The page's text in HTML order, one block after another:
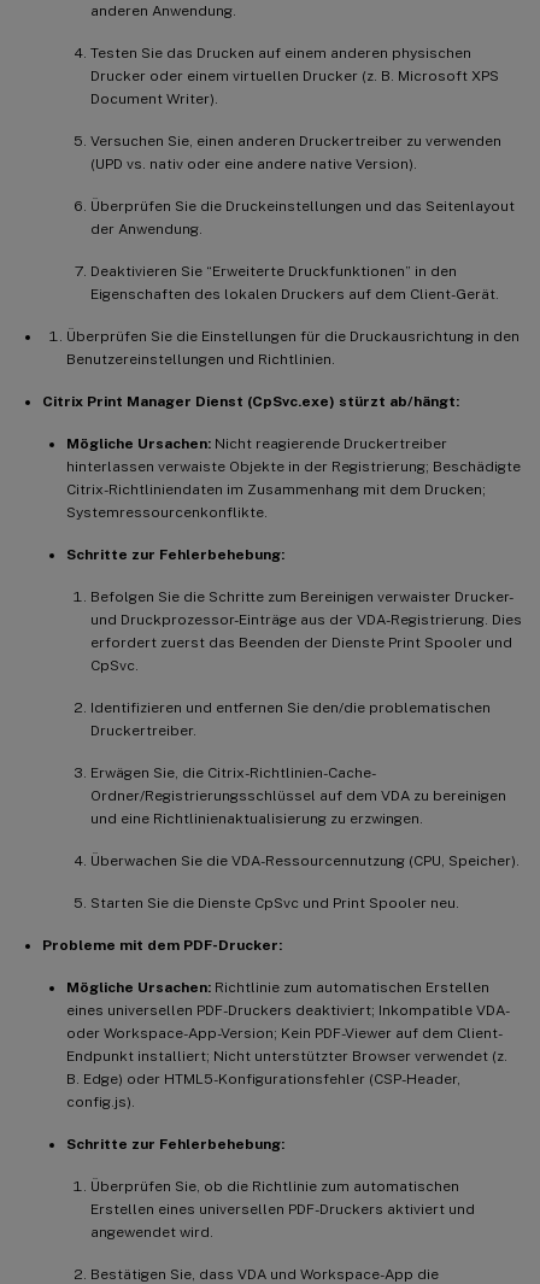
anderen Anwendung.
Testen Sie das Drucken auf einem anderen physischen
Drucker oder einem virtuellen Drucker (z. B. Microsoft XPS
Document Writer).
Versuchen Sie, einen anderen Druckertreiber zu verwenden
(UPD vs. nativ oder eine andere native Version).
Überprüfen Sie die Druckeinstellungen und das Seitenlayout
der Anwendung.
Deaktivieren Sie “Erweiterte Druckfunktionen” in den
Eigenschaften des lokalen Druckers auf dem Client-Gerät.
Überprüfen Sie die Einstellungen für die Druckausrichtung in den
Benutzereinstellungen und Richtlinien.
Citrix Print Manager Dienst (CpSvc.exe) stürzt ab/hängt:
Mögliche Ursachen: Nicht reagierende Druckertreiber
hinterlassen verwaiste Objekte in der Registrierung; Beschädigte
Citrix-Richtliniendaten im Zusammenhang mit dem Drucken;
Systemressourcenkonflikte.
Schritte zur Fehlerbehebung:
Befolgen Sie die Schritte zum Bereinigen verwaister Drucker-
und Druckprozessor-Einträge aus der VDA-Registrierung. Dies
erfordert zuerst das Beenden der Dienste Print Spooler und
CpSvc.
Identifizieren und entfernen Sie den/die problematischen
Druckertreiber.
Erwägen Sie, die Citrix-Richtlinien-Cache-
Ordner/Registrierungsschlüssel auf dem VDA zu bereinigen
und eine Richtlinienaktualisierung zu erzwingen.
Überwachen Sie die VDA-Ressourcennutzung (CPU, Speicher).
Starten Sie die Dienste CpSvc und Print Spooler neu.
Probleme mit dem PDF-Drucker:
Mögliche Ursachen: Richtlinie zum automatischen Erstellen
eines universellen PDF-Druckers deaktiviert; Inkompatible VDA-
oder Workspace-App-Version; Kein PDF-Viewer auf dem Client-
Endpunkt installiert; Nicht unterstützter Browser verwendet (z.
B. Edge) oder HTML5-Konfigurationsfehler (CSP-Header,
config.js).
Schritte zur Fehlerbehebung:
Überprüfen Sie, ob die Richtlinie zum automatischen
Erstellen eines universellen PDF-Druckers aktiviert und
angewendet wird.
Bestätigen Sie, dass VDA und Workspace-App die